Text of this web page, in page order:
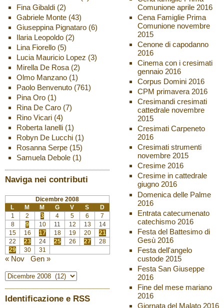
Fina Gibaldi(2)
Gabriele Monte(43)
Giuseppina Pignataro(6)
Ilaria Leopoldo(2)
Lina Fiorello(5)
Lucia Mauricio Lopez (3)
Mirella De Rosa(2)
Olmo Manzano(1)
Paolo Benvenuto(761)
Pina Oro(1)
Rina De Caro(7)
Rino Vicari(4)
Roberta Ianelli(1)
Robyn De Lucchi(1)
Rosanna Serpe(15)
Samuela Debole(1)
Naviga nei contributi
Dicembre 2008
L
M M G V S
D
1
2 3 4 5 6
7
8
9 10 11 12 13
14
15
16 17 18 19 20
21
22
23 24 25 26 27
28
29
30 31
« Nov Gen »
Identificazione e RSS
Comunione aprile 2016
Cena Famiglie Prima
Comunione novembre
2015
Cenone di capodanno
2016
Cinema con i cresimati
gennaio 2016
Corpus Domini 2016
CPM primavera 2016
Cresimandi cresimati
cattedrale novembre
2015
Cresimati Carpeneto
2016
Cresimati strumenti
novembre 2015
Cresime 2016
Cresime in cattedrale
giugno 2016
Domenica delle Palme
2016
Entrata catecumenato
catechismo 2016
Festa del Battesimo di
Gesù 2016
Festa dell'angelo
custode 2015
Festa San Giuseppe
2016
Fine del mese mariano
2016
Giornata del Malato 2016